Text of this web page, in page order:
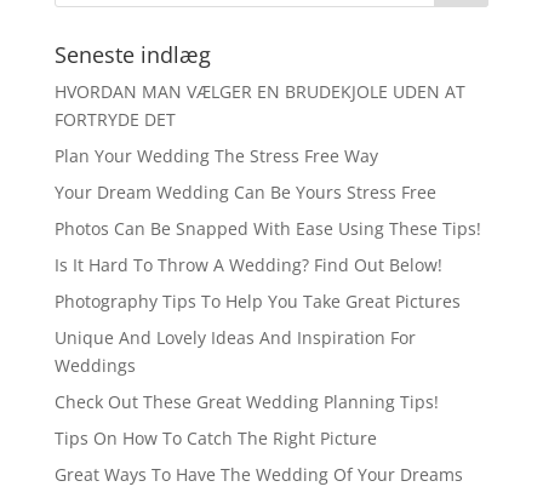
Seneste indlæg
HVORDAN MAN VÆLGER EN BRUDEKJOLE UDEN AT
FORTRYDE DET
Plan Your Wedding The Stress Free Way
Your Dream Wedding Can Be Yours Stress Free
Photos Can Be Snapped With Ease Using These Tips!
Is It Hard To Throw A Wedding? Find Out Below!
Photography Tips To Help You Take Great Pictures
Unique And Lovely Ideas And Inspiration For
Weddings
Check Out These Great Wedding Planning Tips!
Tips On How To Catch The Right Picture
Great Ways To Have The Wedding Of Your Dreams